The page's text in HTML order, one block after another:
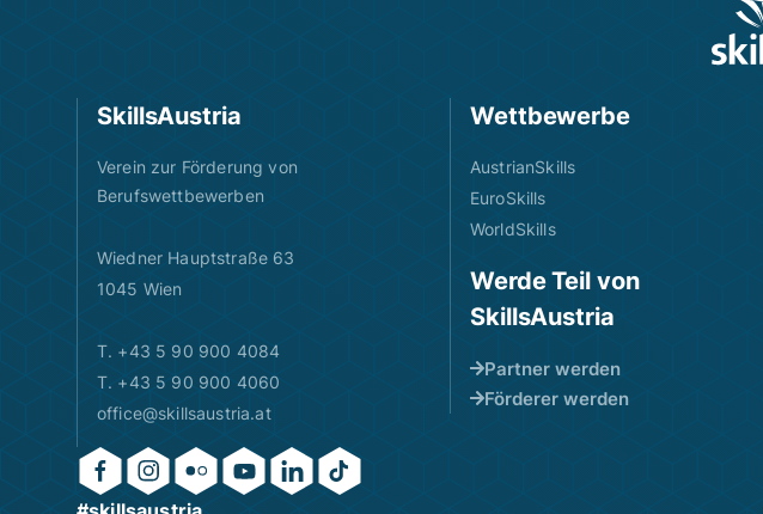
SkillsAustria
Verein zur Förderung von
Berufswettbewerben
Wiedner Hauptstraße 63
1045 Wien
T. +43 5 90 900 4084
T. +43 5 90 900 4060
office@skillsaustria.at
Wettbewerbe
AustrianSkills
EuroSkills
WorldSkills
Werde Teil von
SkillsAustria
Partner werden
Förderer werden